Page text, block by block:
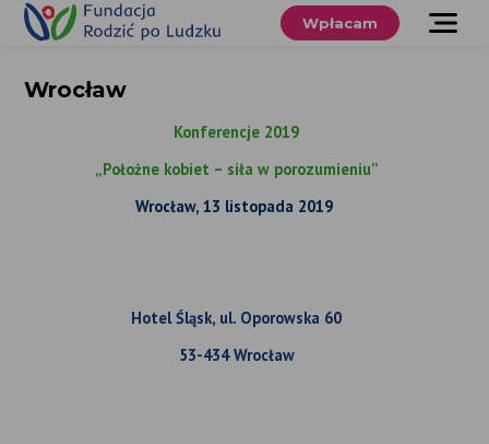
Przewiń
treści
Wspieraj
Sklep
Wpłacam
Wrocław
Konferencje 2019
„Położne kobiet – siła w porozumieniu”
Wrocław, 13 listopada 2019
Hotel Śląsk, ul. Oporowska 60
53-434 Wrocław